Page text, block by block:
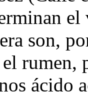
son,
rumen,
ácido